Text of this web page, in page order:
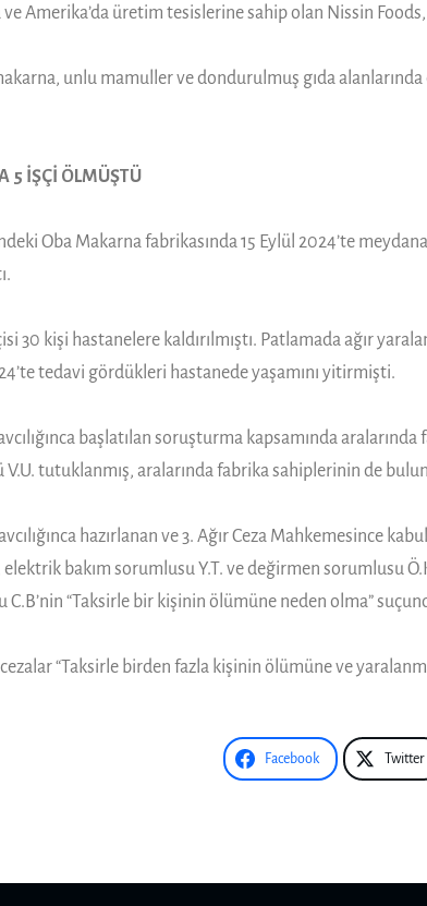
Amerika’da üretim tesislerine sahip olan Nissin Foods,
makarna, unlu mamuller ve dondurulmuş gıda
5 İŞÇİ ÖLMÜŞTÜ
Oba Makarna fabrikasında 15 Eylül 2024’te
30 kişi hastanelere kaldırılmıştı. Patlamada ağır
tedavi gördükleri hastanede yaşamını yitirmişti.
başlatılan soruşturma kapsamında
tutuklanmış, aralarında fabrika sahiplerinin de
hazırlanan ve 3. Ağır Ceza Mahkemesince
elektrik bakım sorumlusu Y.T. ve değirmen sorumlusu
“Taksirle bir kişinin ölümüne neden olma”
“Taksirle birden fazla kişinin ölümüne ve
Facebook Twitter